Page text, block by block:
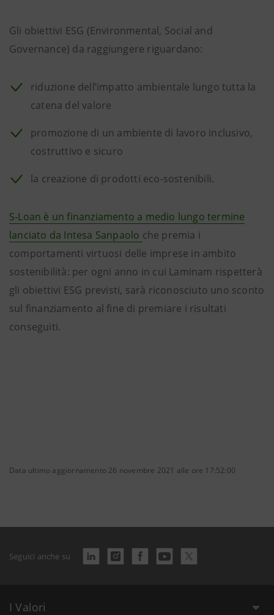
Gli obiettivi ESG (Environmental, Social and
Governance) da raggiungere riguardano:
riduzione dell’impatto ambientale lungo tutta la
catena del valore
promozione di un ambiente di lavoro inclusivo,
costruttivo e sicuro
la creazione di prodotti eco-sostenibili.
S-Loan è un finanziamento a medio lungo termine
lanciato da Intesa Sanpaolo che premia i
comportamenti virtuosi delle imprese in ambito
sostenibilità: per ogni anno in cui Laminam rispetterà
gli obiettivi ESG previsti, sarà riconosciuto uno sconto
sul finanziamento al fine di premiare i risultati
conseguiti.
Data ultimo aggiornamento 26 novembre 2021 alle ore 17:52:00
Seguici anche su
I Valori